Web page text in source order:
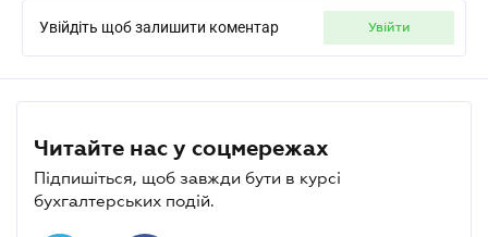
Увійдіть щоб залишити коментар увійти
Читайте нас у соцмережах
Підпишіться, щоб завжди бути в курсі
бухгалтерських подій.